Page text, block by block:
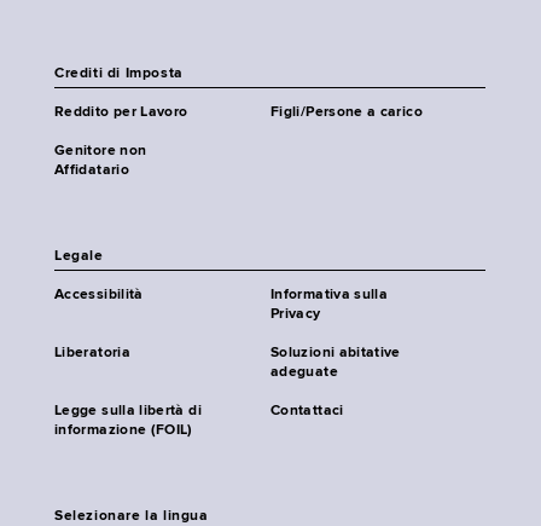
Crediti di Imposta
Reddito per Lavoro Figli/Persone a carico
Genitore non
Affidatario
Legale
Accessibilità
Informativa sulla
Privacy
Liberatoria
Soluzioni abitative
adeguate
Legge sulla libertà di
informazione (FOIL)
Contattaci
Selezionare la lingua